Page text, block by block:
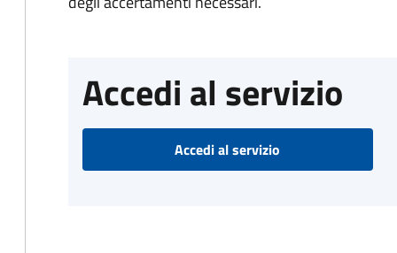
Accedi al servizio
Accedi al servizio